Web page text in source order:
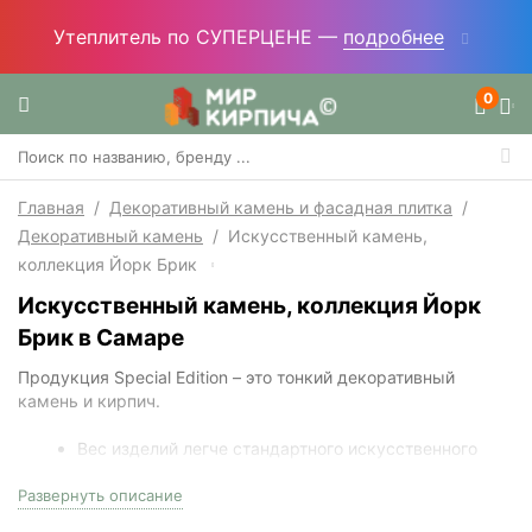
Утеплитель по СУПЕРЦЕНЕ — подробнее
0
Главная / Декоративный камень и фасадная плитка /
Декоративный камень / Искусственный камень,
коллекция Йорк Брик
Искусственный камень, коллекция Йорк
Брик в Самаре
Продукция Special Edition – это тонкий декоративный
камень и кирпич.
Вес изделий легче стандартного искусственного
использовать при оформлении фасадов, где
Развернуть описание